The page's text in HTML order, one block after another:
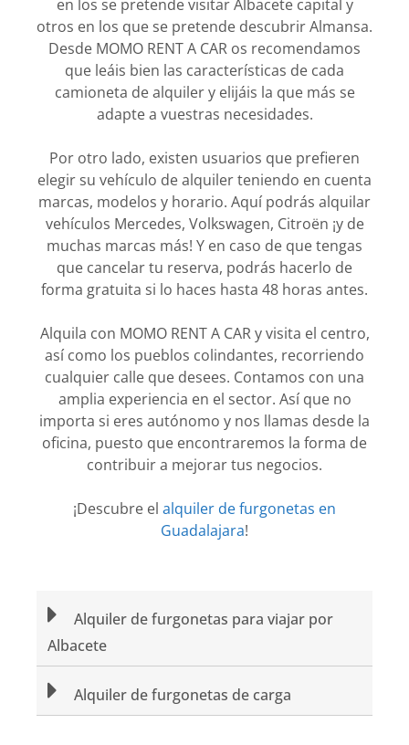
en los se pretende visitar Albacete capital y
otros en los que se pretende descubrir Almansa.
Desde MOMO RENT A CAR os recomendamos
que leáis bien las características de cada
camioneta de alquiler y elijáis la que más se
adapte a vuestras necesidades.
Por otro lado, existen usuarios que prefieren
elegir su vehículo de alquiler teniendo en cuenta
marcas, modelos y horario. Aquí podrás alquilar
vehículos Mercedes, Volkswagen, Citroën ¡y de
muchas marcas más! Y en caso de que tengas
que cancelar tu reserva, podrás hacerlo de
forma gratuita si lo haces hasta 48 horas antes.
Alquila con MOMO RENT A CAR y visita el centro,
así como los pueblos colindantes, recorriendo
cualquier calle que desees. Contamos con una
amplia experiencia en el sector. Así que no
importa si eres autónomo y nos llamas desde la
oficina, puesto que encontraremos la forma de
contribuir a mejorar tus negocios.
¡Descubre el alquiler de furgonetas en
Guadalajara!
Alquiler de furgonetas para viajar por
Albacete
Alquiler de furgonetas de carga